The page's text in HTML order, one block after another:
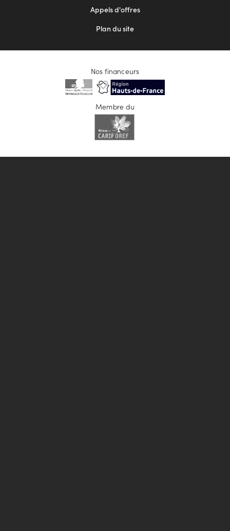
Appels d'offres
Plan du site
Nos financeurs
Membre du